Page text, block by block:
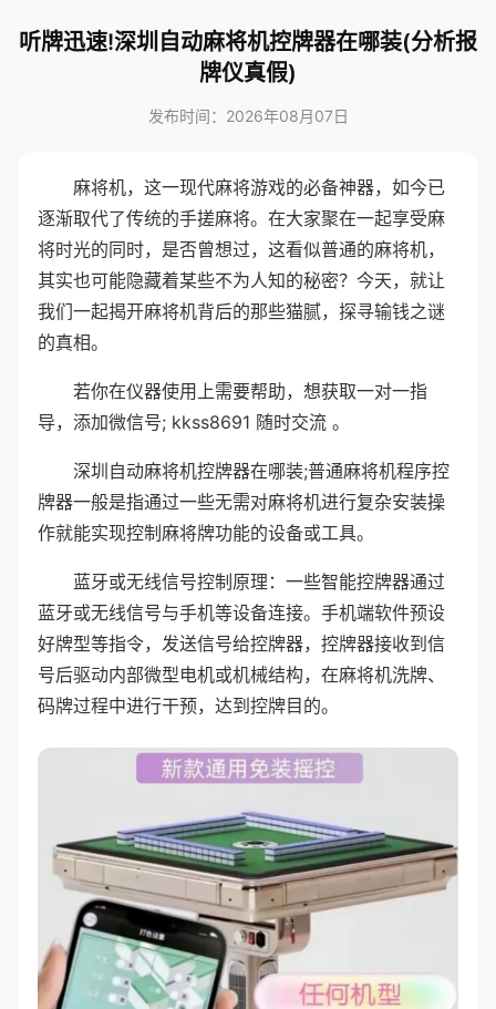
听牌迅速!深圳自动麻将机控牌器在哪装(分析报
牌仪真假)
发布时间：2026年08月07日
麻将机，这一现代麻将游戏的必备神器，如今已
逐渐取代了传统的手搓麻将。在大家聚在一起享受麻
将时光的同时，是否曾想过，这看似普通的麻将机，
其实也可能隐藏着某些不为人知的秘密？今天，就让
我们一起揭开麻将机背后的那些猫腻，探寻输钱之谜
的真相。
若你在仪器使用上需要帮助，想获取一对一指
导，添加微信号; kkss8691 随时交流 。
深圳自动麻将机控牌器在哪装;普通麻将机程序控
牌器一般是指通过一些无需对麻将机进行复杂安装操
作就能实现控制麻将牌功能的设备或工具。
蓝牙或无线信号控制原理：一些智能控牌器通过
蓝牙或无线信号与手机等设备连接。手机端软件预设
好牌型等指令，发送信号给控牌器，控牌器接收到信
号后驱动内部微型电机或机械结构，在麻将机洗牌、
码牌过程中进行干预，达到控牌目的。